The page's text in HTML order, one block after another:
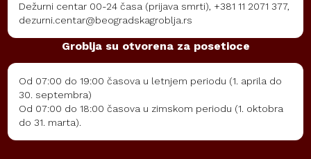
Dežurni centar 00-24 časa (prijava smrti), +381 11 2071 377,
dezurni.centar@beogradskagroblja.rs
Groblja su otvorena za posetioce
Od 07:00 do 19:00 časova u letnjem periodu (1. aprila do
30. septembra)
Od 07:00 do 18:00 časova u zimskom periodu (1. oktobra
do 31. marta).